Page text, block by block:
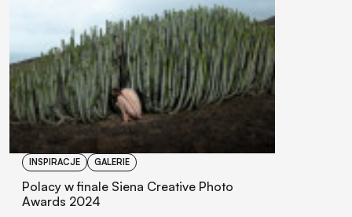
INSPIRACJE GALERIE
Polacy w finale Siena Creative Photo
Awards 2024